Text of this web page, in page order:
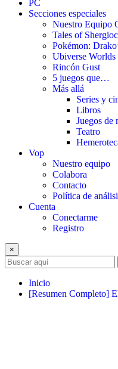
PC
Secciones especiales
Nuestro Equipo
Tales of
Pokémon:
Ubiverse Worlds
Rincón Gust
5 juegos que…
Más allá
Series y
Libros
Juegos de
Teatro
Vop
Nuestro equipo
Colabora
Contacto
Política de
Cuenta
Conectarme
Registro
×
Inicio
[Resumen Completo]